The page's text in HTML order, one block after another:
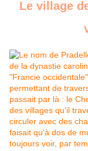
Le village